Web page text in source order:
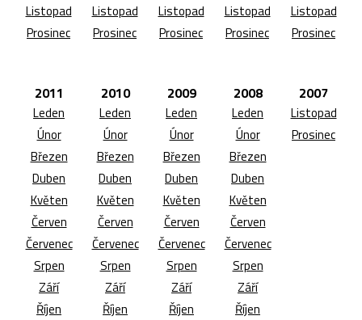
Listopad
Prosinec
Listopad
Prosinec
Listopad
Prosinec
Listopad
Prosinec
Listopad
Prosinec
2011
Leden
Únor
Březen
Duben
Květen
Červen
Červenec
Srpen
Září
Říjen
2010
Leden
Únor
Březen
Duben
Květen
Červen
Červenec
Srpen
Září
Říjen
2009
Leden
Únor
Březen
Duben
Květen
Červen
Červenec
Srpen
Září
Říjen
2008
Leden
Únor
Březen
Duben
Květen
Červen
Červenec
Srpen
Září
Říjen
2007
Listopad
Prosinec